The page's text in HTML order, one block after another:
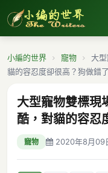
小編的世界 寵物
大
貓的容忍度卻很高？狗做錯
大型寵物雙標現
酷，對貓的容忍
寵物 2020年8月09